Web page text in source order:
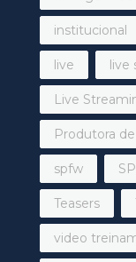
institucional
live live
Live
Produtora
spfw
Teasers
video